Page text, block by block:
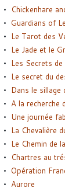
Chickenhare
Guardians of
Le Tarot des
Le Jade et le
Les Secrets de
Le secret du
Dans le sillage
A la recherche
Une journée
La Chevalière
Le Chemin de
Chartres au
Opération
Aurore